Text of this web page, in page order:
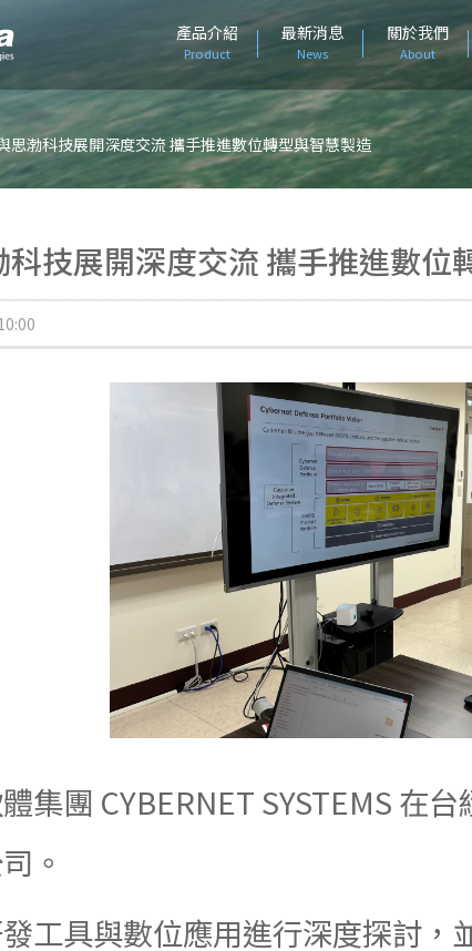
產品介紹
Product
最新消息
News
關於我們
About
思渤科技展開深度交流 攜手推進數位轉型與智慧製造
技展開深度交流 攜手推進數位
集團 CYBERNET SYSTEMS
。
工具與數位應用進行深度探討，